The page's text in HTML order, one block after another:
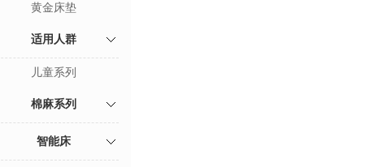
黄金床垫
适用人群
儿童系列
棉麻系列
智能床